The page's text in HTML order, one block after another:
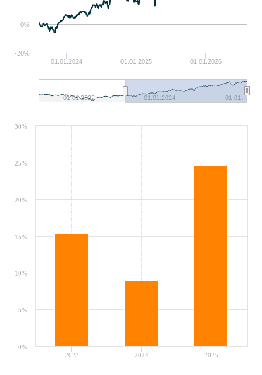
01.01.2024 01.01.2025 01.01.2026
01.01.2022 01.01.2024 01.01…
0%
-20%
2023 2024 2025
0%
5%
10%
15%
20%
25%
30%